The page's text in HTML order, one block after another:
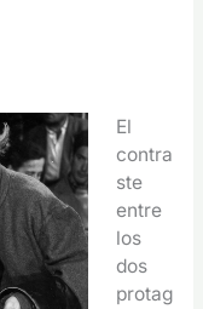
El
contra
ste
entre
los
dos
protag